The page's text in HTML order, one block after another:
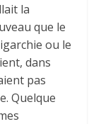
la
que le
ou le
dans
pas
Quelque